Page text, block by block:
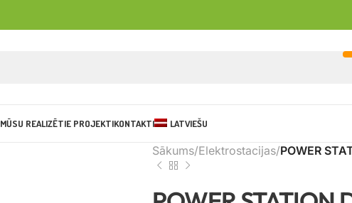
MŪSU REALIZĒTIE PROJEKTIKONTAKTI LATVIEŠU
Sākums Elektrostacijas POWER